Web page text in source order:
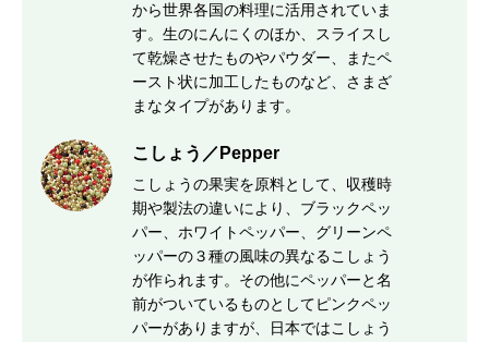
から世界各国の料理に活用されていま
す。生のにんにくのほか、スライスし
て乾燥させたものやパウダー、またペ
ースト状に加工したものなど、さまざ
まなタイプがあります。
こしょう／Pepper
こしょうの果実を原料として、収穫時
期や製法の違いにより、ブラックペッ
パー、ホワイトペッパー、グリーンペ
ッパーの３種の風味の異なるこしょう
が作られます。その他にペッパーと名
前がついているものとしてピンクペッ
パーがありますが、日本ではこしょう